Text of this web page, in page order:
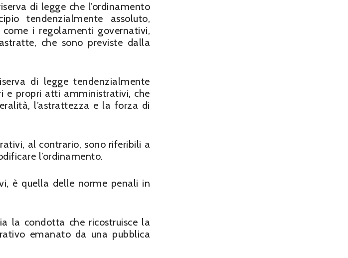
di legge che l’ordinamento
tendenzialmente assoluto,
i regolamenti governativi,
che sono previste dalla
di legge tendenzialmente
e propri atti amministrativi, che
l’astrattezza e la forza di
al contrario, sono riferibili a
l’ordinamento.
è quella delle norme penali in
la condotta che ricostruisce la
emanato da una pubblica